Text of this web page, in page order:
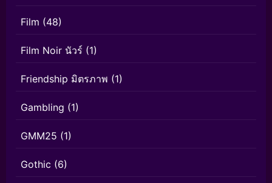
Film (48)
Film Noir นัวร์ (1)
Friendship มิตรภาพ (1)
Gambling (1)
GMM25 (1)
Gothic (6)